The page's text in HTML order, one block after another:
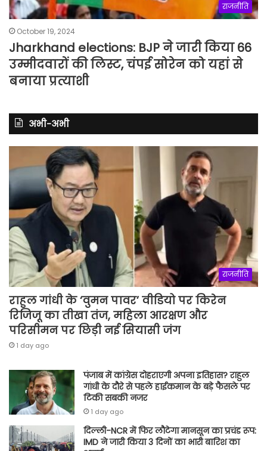
राजनीति
October 19, 2024
Jharkhand elections: BJP ने जारी किया 66
उम्मीदवारों की लिस्ट, चंपई सोरेन को यहां से
बनाया प्रत्याशी
अभी-अभी
राजनीति
राहुल गांधी के ‘वुमन पावर’ वीडियो पर किरेन
रिजिजू का तीखा तंज, महिला आरक्षण और
परिसीमन पर छिड़ी नई सियासी जंग
1 day ago
पंजाब में कांग्रेस दोहराएगी अपना इतिहास? राहुल
गांधी के दौरे से पहले हाईकमान के बड़े फैसले पर
टिकी सबकी नजर
1 day ago
दिल्ली-NCR में फिर लौटेगा मानसून का प्रचंड रूप:
IMD ने जारी किया 3 दिनों का भारी बारिश का